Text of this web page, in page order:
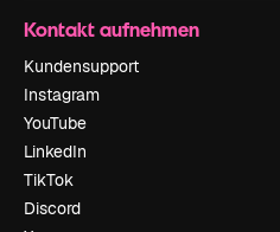
Kontakt aufnehmen
Kundensupport
Instagram
YouTube
LinkedIn
TikTok
Discord